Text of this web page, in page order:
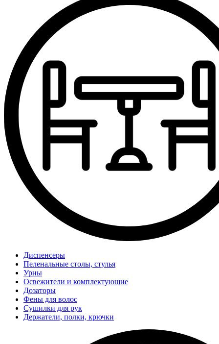
Диспенсеры
Пеленальные столы, стулья
Урны
Освежители и комплектующие
Дозаторы
Фены для волос
Сушилки для рук
Держатели, полки, крючки